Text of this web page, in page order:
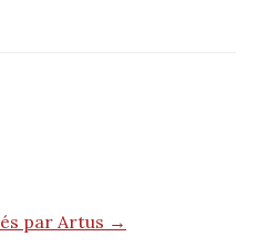
par Artus →